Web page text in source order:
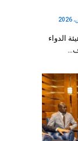
الدواء